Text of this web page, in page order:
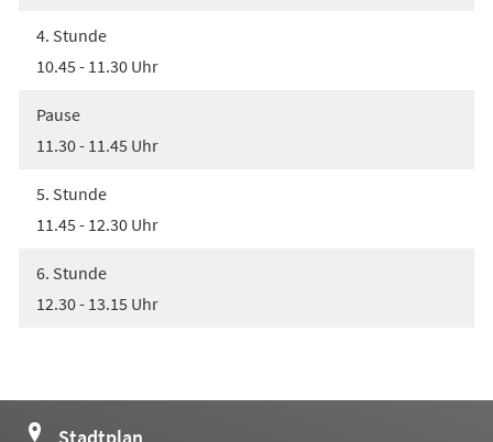
4. Stunde
10.45 - 11.30 Uhr
Pause
11.30 - 11.45 Uhr
5. Stunde
11.45 - 12.30 Uhr
6. Stunde
12.30 - 13.15 Uhr
Stadtplan
(Öffnet